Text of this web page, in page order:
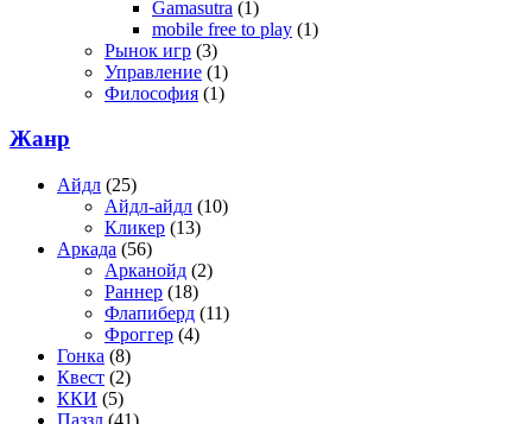
Gamasutra (1)
mobile free to play (1)
Рынок игр (3)
Управление (1)
Философия (1)
Жанр
Айдл (25)
Айдл-айдл (10)
Кликер (13)
Аркада (56)
Арканойд (2)
Раннер (18)
Флапиберд (11)
Фроггер (4)
Гонка (8)
Квест (2)
ККИ (5)